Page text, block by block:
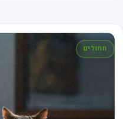
חתולים